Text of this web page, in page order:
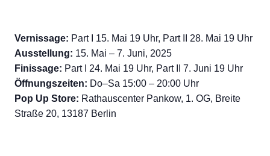
Vernissage: Part I 15. Mai 19 Uhr, Part II 28. Mai 19 Uhr
Ausstellung: 15. Mai – 7. Juni, 2025
Finissage: Part I 24. Mai 19 Uhr, Part II 7. Juni 19 Uhr
Öffnungszeiten: Do–Sa 15:00 – 20:00 Uhr
Pop Up Store: Rathauscenter Pankow, 1. OG, Breite
Straße 20, 13187 Berlin